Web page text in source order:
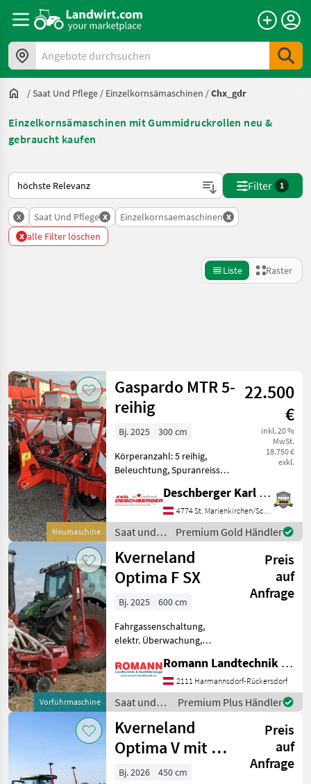
Angebote durchsuchen
/Saat Und Pflege / Einzelkornsämaschinen /Chx_gdr
Einzelkornsämaschinen mit Gummidruckrollen neu &
gebraucht kaufen
So wird auf Landwirt.com sortiert
Filter 1
x Saat Und Pflege x Einzelkornsaemaschinen x
x alle Filter löschen
Liste Raster
Kategorie 3 Land Filter
AKTUELLER
PFAD
Landtechnik
Saat
Und
Pflege
Einzelkornsaemaschinen
WÄHLEN
Gaspardo
40
Monosem
20
Amazone
17
Ozdoken
17
Kverneland
Alle 19
Zurücksetzen
160
Ergebnisse
anzeigen
Neumaschine
Gaspardo MTR 5-
reihig
22.500
€
inkl. 20 %
MwSt.
18.750 €
exkl.
Bj. 2025
300 cm
Körperanzahl: 5 reihig,
Beleuchtung, Spuranreisser,
pneumatisch, elektr.
Überwachung Gaspardo
MTR 5-Reihig:
Reihenabstand 70 cm mit
Mulchsaat-Aggre
Deschberger Karl Landtechnik GesmbH & Co KG
4774 St. Marienkirchen/Schärding
Saat und
Pflege /
Gaspardo
Premium Gold Händler
Vorführmaschine
Kverneland
Optima F SX
Preis
auf
Anfrage
Bj. 2025
600 cm
Fahrgassenschaltung,
elektr. Überwachung,
hydr. klappbar,
Gummidruckrollen,
Direktsaatausstattung,
Beleuchtung, Körperanzahl:
9 reihig und mehr Folg
Romann Landtechnik & Nutzfahrzeuge e.U.
2111 Harmannsdorf-Rückersdorf
Saat und
Pflege /
Kverneland
Premium Plus Händler
Kverneland
Optima V mit 6x
HD-II
Preis
auf
Anfrage
Bj. 2026
450 cm